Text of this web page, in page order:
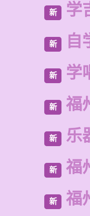
新 学
新 自
新 学
新 福
新 乐
新 福
新 福